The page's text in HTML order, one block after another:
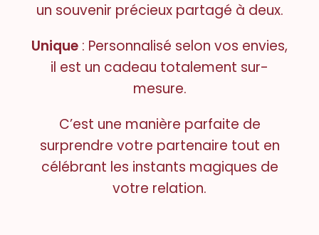
un souvenir précieux partagé à deux.
Unique : Personnalisé selon vos envies,
il est un cadeau totalement sur-
mesure.
C’est une manière parfaite de
surprendre votre partenaire tout en
célébrant les instants magiques de
votre relation.